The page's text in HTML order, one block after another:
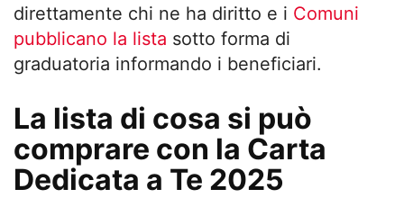
direttamente chi ne ha diritto e i Comuni
pubblicano la lista sotto forma di
graduatoria informando i beneficiari.
La lista di cosa si può
comprare con la Carta
Dedicata a Te 2025